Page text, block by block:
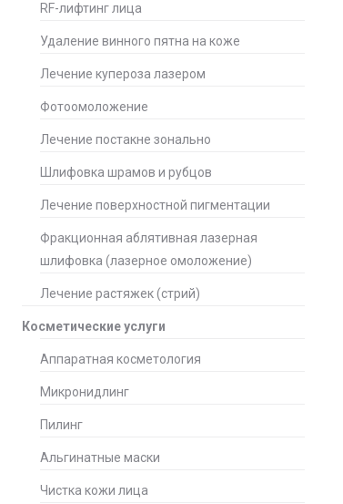
RF-лифтинг лица
Удаление винного пятна на коже
Лечение купероза лазером
Фотоомоложение
Лечение постакне зонально
Шлифовка шрамов и рубцов
Лечение поверхностной пигментации
Фракционная аблятивная лазерная
шлифовка (лазерное омоложение)
Лечение растяжек (стрий)
Косметические услуги
Аппаратная косметология
Микронидлинг
Пилинг
Альгинатные маски
Чистка кожи лица